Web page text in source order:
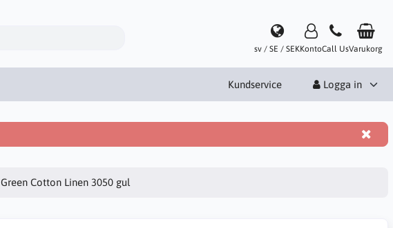
sv / SE / SEKKontoCall UsVarukorg
Kundservice Logga in
Green Cotton Linen 3050 gul